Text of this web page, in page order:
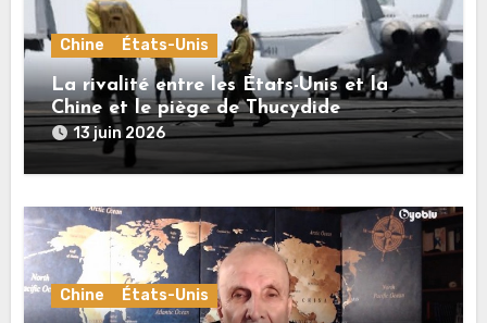
Chine États-Unis
La rivalité entre les États-Unis et la
Chine et le piège de Thucydide
13 juin 2026
Chine États-Unis